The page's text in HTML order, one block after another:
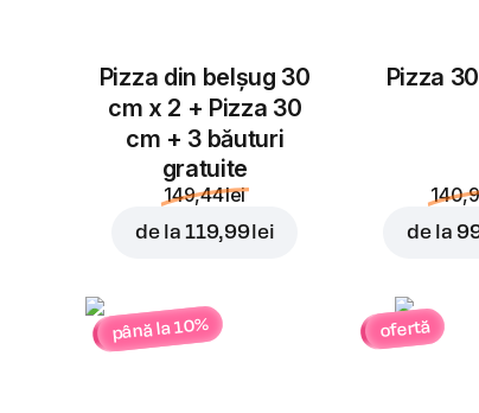
Pizza din belșug 30
cm x 2 + Pizza 30
cm + 3 băuturi
gratuite
149,44 lei
de la119,99 lei
Pizza
de la
până la 10% ofertă